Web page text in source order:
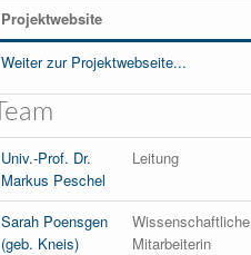
Projektwebsite
Weiter zur Projektwebseite...
Team
Univ.-Prof. Dr.
Markus Peschel
Leitung
Sarah Poensgen
(geb. Kneis)
Wissenschaftliche
Mitarbeiterin